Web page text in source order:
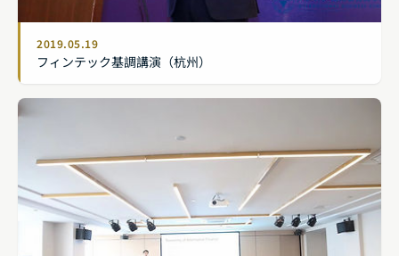
2019.05.19
フィンテック基調講演（杭州）